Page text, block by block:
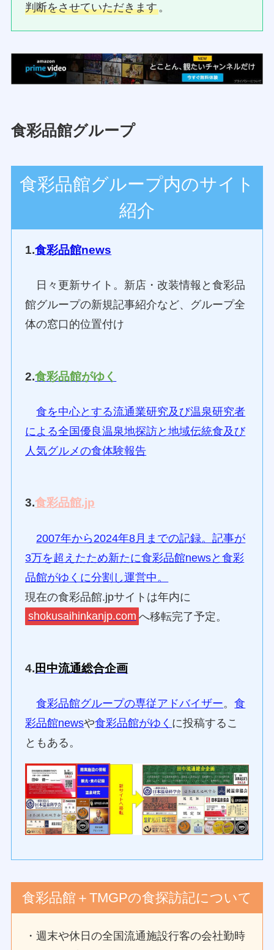
判断をさせていただきます。
食彩品館グループ
食彩品館グループ内のサイト
紹介
1.食彩品館news
日々更新サイト。新店・改装情報と食彩品
館グループの新規記事紹介など、グループ全
体の窓口的位置付け
2.食彩品館がゆく
食を中心とする流通業研究及び温泉研究者
による全国優良温泉地探訪と地域伝統食及び
人気グルメの食体験報告
3.食彩品館.jp
2007年から2024年8月までの記録。記事が
3万を超えたため新たに食彩品館newsと食彩
品館がゆくに分割し運営中。
現在の食彩品館.jpサイトは年内に
shokusaihinkanjp.com へ移転完了予定。
4.田中流通総合企画
食彩品館グループの専従アドバイザー。食
彩品館newsや食彩品館がゆく に投稿するこ
ともある。
食彩品館＋TMGPの食探訪記について
・週末や休日の全国流通施設行客の会社勤時